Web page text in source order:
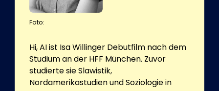
Foto:
Hi, AI ist Isa Willinger Debutfilm nach dem
Studium an der HFF München. Zuvor
studierte sie Slawistik,
Nordamerikastudien und Soziologie in